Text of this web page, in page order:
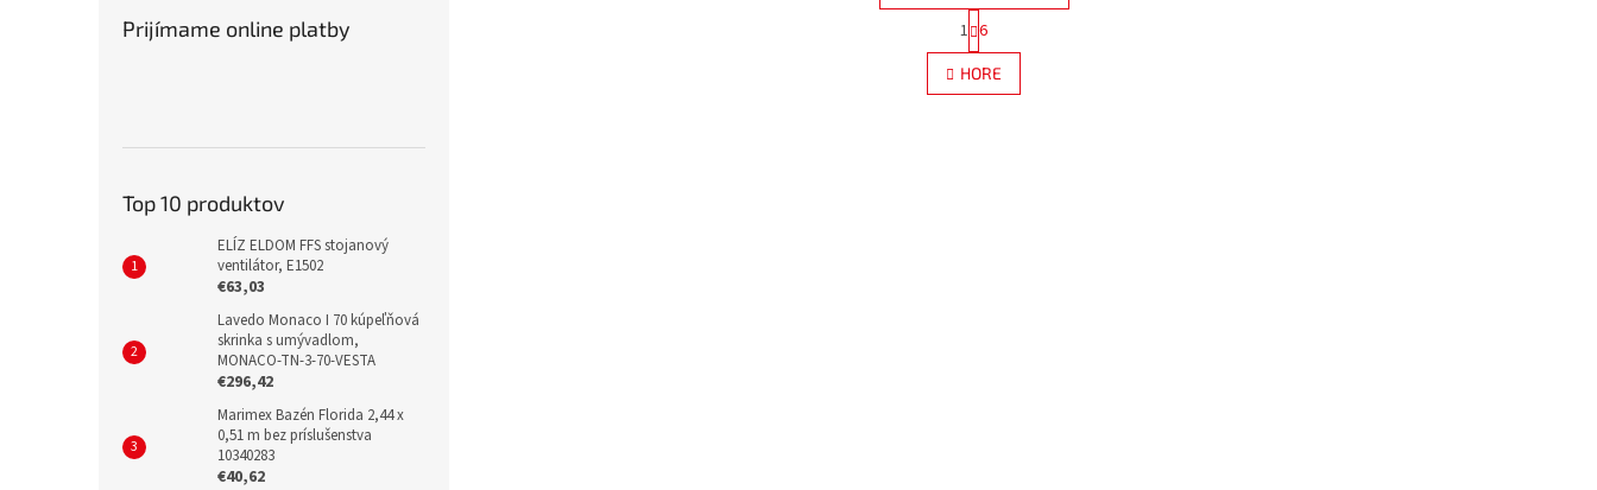
Prijímame online platby
Top 10 produktov
ELÍZ ELDOM FFS stojanový
ventilátor, E1502
€63,03
Lavedo Monaco I 70 kúpeľňová
skrinka s umývadlom,
MONACO-TN-3-70-VESTA
€296,42
Marimex Bazén Florida 2,44 x
0,51 m bez príslušenstva
10340283
€40,62
O
v
l
t
r
á
n
1 6
HORE